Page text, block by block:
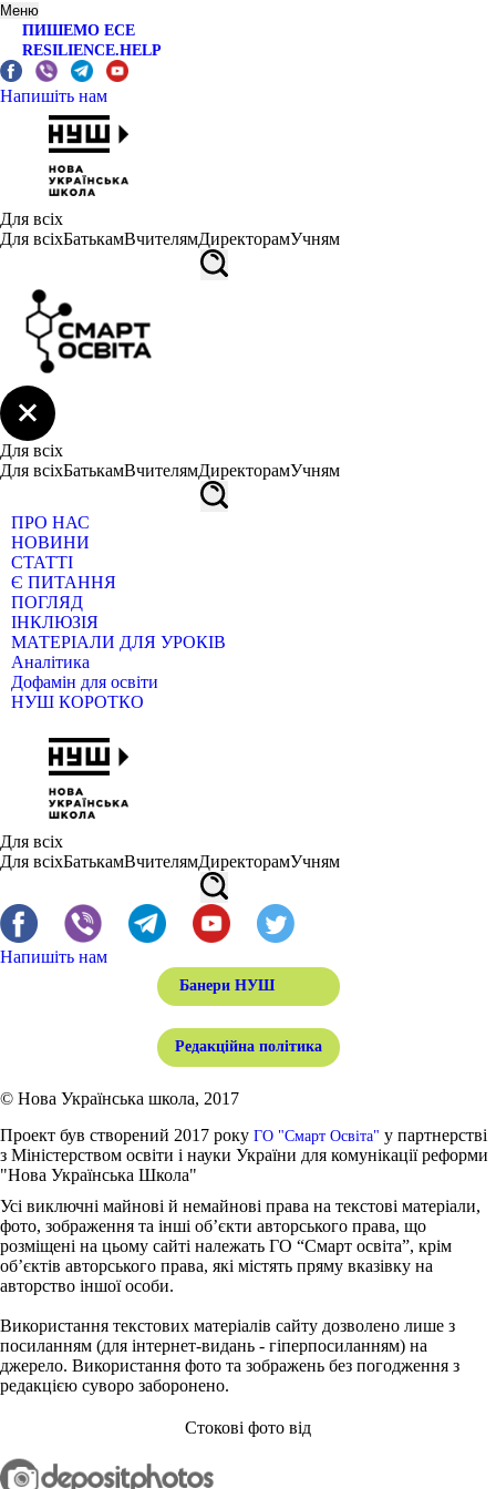
Меню
ПИШЕМО ЕСЕ
RESILIENCE.HELP
Напишіть нам
Для всіх
Для всіхБатькамВчителямДиректорамУчням
Для всіх
Для всіхБатькамВчителямДиректорамУчням
ПРО НАС
НОВИНИ
СТАТТІ
Є ПИТАННЯ
ПОГЛЯД
ІНКЛЮЗІЯ
МАТЕРІАЛИ ДЛЯ УРОКІВ
Аналітика
Дофамін для освіти
НУШ КОРОТКО
Для всіх
Для всіхБатькамВчителямДиректорамУчням
Напишіть нам
Банери НУШ
Редакційна політика
© Нова Українська школа, 2017
Проект був створений 2017 року ГО "Смарт Освіта" у партнерстві
з Міністерством освіти і науки України для комунікації реформи
"Нова Українська Школа"
Усі виключні майнові й немайнові права на текстові матеріали,
фото, зображення та інші об’єкти авторського права, що
розміщені на цьому сайті належать ГО “Смарт освіта”, крім
об’єктів авторського права, які містять пряму вказівку на
авторство іншої особи.
Використання текстових матеріалів сайту дозволено лише з
посиланням (для інтернет-видань - гіперпосиланням) на
джерело. Використання фото та зображень без погодження з
редакцією суворо заборонено.
Стокові фото від